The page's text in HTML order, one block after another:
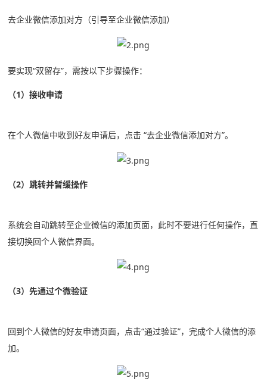
去企业微信添加对方（引导至企业微信添加）
要实现“双留存”，需按以下步骤操作：
（1）接收申请
在个人微信中收到好友申请后，点击 “去企业微信添加对方”。
（2）跳转并暂缓操作
系统会自动跳转至企业微信的添加页面，此时不要进行任何操作，直
接切换回个人微信界面。
（3）先通过个微验证
回到个人微信的好友申请页面，点击“通过验证”，完成个人微信的添
加。